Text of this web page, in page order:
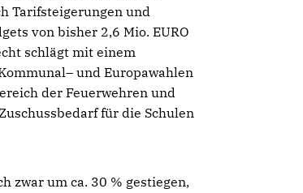
Tarifsteigerungen und
von bisher 2,6 Mio. EURO
schlägt mit einem
und Europawahlen
der Feuerwehren und
für die Schulen
zwar um ca. 30 % gestiegen,